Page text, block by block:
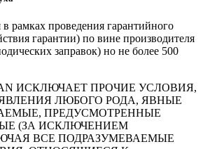
в рамках проведения гарантийного
гарантии) по вине производителя
заправок) но не более 500
ИСКЛЮЧАЕТ ПРОЧИЕ УСЛОВИЯ,
ЛЮБОГО РОДА, ЯВНЫЕ
ПРЕДУСМОТРЕННЫЕ
(ЗА ИСКЛЮЧЕНИЕМ
ВСЕ ПОДРАЗУМЕВАЕМЫЕ